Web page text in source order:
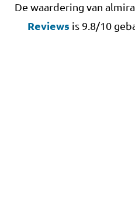
De waardering van
Reviews is 9.8/10